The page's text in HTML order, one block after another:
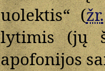
uolektis“ (žr.
lytimis (jų
apofonijos